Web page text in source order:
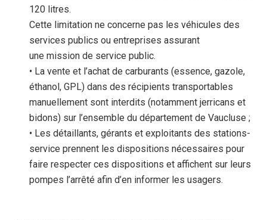
120 litres.
Cette limitation ne concerne pas les véhicules des
services publics ou entreprises assurant
une mission de service public.
• La vente et l’achat de carburants (essence, gazole,
éthanol, GPL) dans des récipients transportables
manuellement sont interdits (notamment jerricans et
bidons) sur l’ensemble du département de Vaucluse ;
• Les détaillants, gérants et exploitants des stations-
service prennent les dispositions nécessaires pour
faire respecter ces dispositions et affichent sur leurs
pompes l’arrêté afin d’en informer les usagers.